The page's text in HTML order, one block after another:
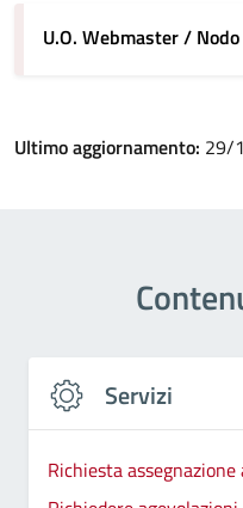
U.O. Webmaster / Nodo
Ultimo aggiornamento: 29/
Servizi
Richiesta assegnazione